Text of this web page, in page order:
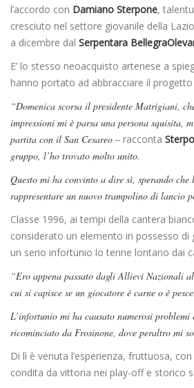
l’accordo con Damiano Sterpone,
cresciuto nel settore giovanile della
a dicembre dal Serpentara
E’ lo stesso neoacquisto artenese a
hanno portato ad abbracciare il
“Domenica scorsa il presidente Matrigiani,
impressioni mi è parsa una persona squisita,
partita con il San Cesareo – racconta
gruppo, l’ho trovato molto unito.
Questo mi ha convinto a dire sì, sperando che
rappresentare un nuovo trampolino di lancio
Classe 1996, ai tempi della cantera
considerato un elemento in possesso di
un serio infortunio lo tenne lontano dai
“Ero appena passato dagli Allievi Nazionali
cui si capisce se un giocatore è carne o è pesce.
L’infortunio mi ha causato numerosi
ricominciato da Frosinone, dove peraltro mi
Di lì è venuta l’esperienza, fruttuosa, con
condita da vittoria nei play-off e storico